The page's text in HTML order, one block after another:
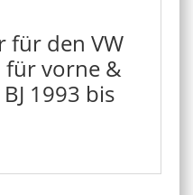
für den VW
für vorne &
1993 bis